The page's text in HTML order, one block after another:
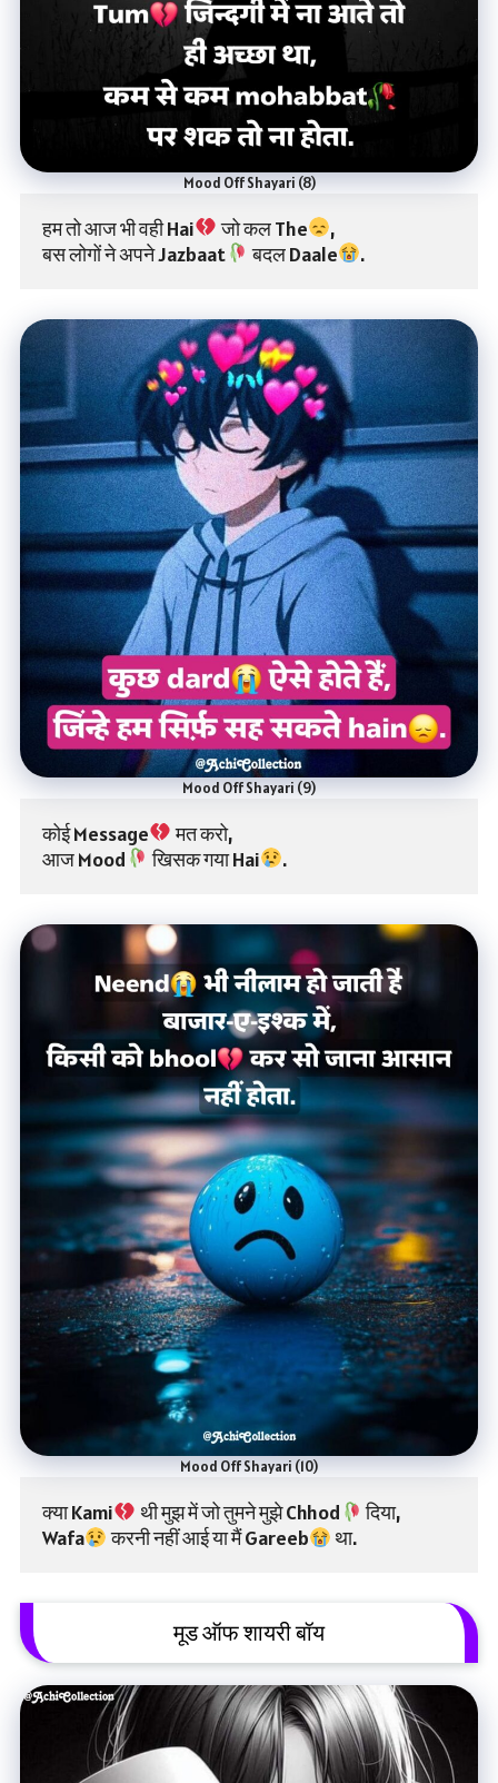
Mood Off Shayari (8)
हम तो आज भी वही Hai जो कल The
,
बस लोगों ने अपने Jazbaat
बदल Daale .
Mood Off Shayari (9)
कोई Message
मत करो,
आज Mood
खिसक गया Hai .
Mood Off Shayari (10)
क्या Kami थी मुझ में जो तुमने मुझे Chhod
दिया,
Wafa
करनी नहीं आई या मैं Gareeb था.
मूड ऑफ शायरी बॉय